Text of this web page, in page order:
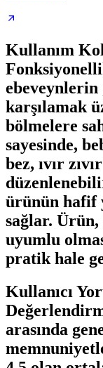
Kullanım
ebeveynlerin
karşılamak
bölmelere
sayesinde,
bez, ıvır
ürünün hafif
sağlar. Ürün,
uyumlu
pratik hale
Kullanıcı
arasında